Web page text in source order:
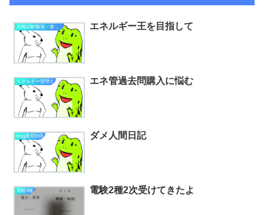
資格試験勉強・進捗状況 エネルギー王を目指して
エネルギー管理士 エネ管過去問購入に悩む
blog運営関係 ダメ人間日記
電験2種 電験2種2次受けてきたよ